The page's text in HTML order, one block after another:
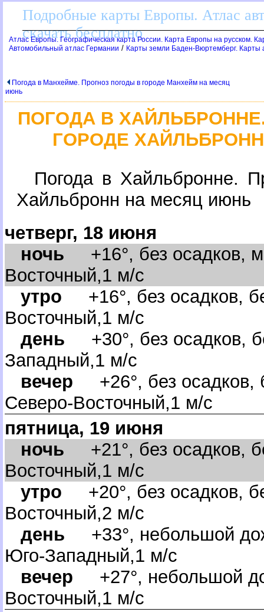
Подробные карты Европы. Атлас
скачать бесплатно
Атлас Европы. Географическая карта России. Карта Европы на русском.
Автомобильный атлас Германии / Карты земли Баден-Вюртемберг.
Погода в Манхейме. Прогноз погоды в городе Манхейм на месяц
июнь
ПОГОДА В
ГОРОДЕ
Погода в Хайльбронне.
Хайльбронн на месяц июнь
четверг, 18 июня
ночь +16°, без осадков,
осточный,1 м/с
утро +16°, без осадков,
осточный,1 м/с
день +30°, без осадков,
Западный,1 м/с
ечер +26°, без осадков,
Северо-Восточный,1 м/с
пятница, 19 июня
ночь +21°, без осадков,
осточный,1 м/с
утро +20°, без осадков,
осточный,2 м/с
день +33°, небольшой
Юго-Западный,1 м/с
ечер +27°, небольшой
осточный,1 м/с